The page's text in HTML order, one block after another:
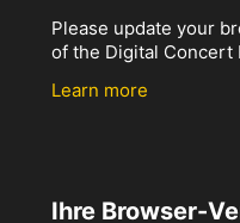
Please update your
of the Digital Concert
Learn more
Ihre Browser-